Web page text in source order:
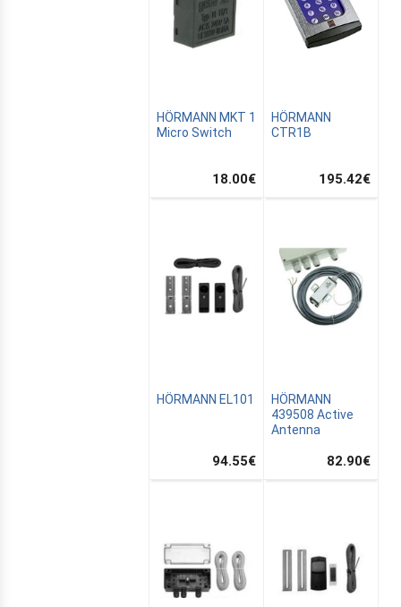
HÖRMANN MKT 1
Micro Switch
18.00€
HÖRMANN
CTR1B
195.42€
HÖRMANN EL101
94.55€
HÖRMANN
439508 Active
Antenna
82.90€